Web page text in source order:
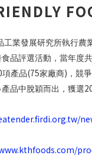
工業發展研究所執行農
品評選活動，當年度
項產品(75家廠商) ，競
品中脫穎而出，獲選